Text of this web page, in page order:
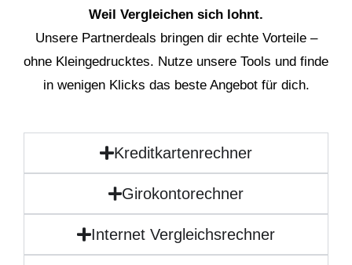
Weil Vergleichen sich lohnt.
Unsere Partnerdeals bringen dir echte Vorteile –
ohne Kleingedrucktes. Nutze unsere Tools und finde
in wenigen Klicks das beste Angebot für dich.
Kreditkartenrechner
Girokontorechner
Internet Vergleichsrechner